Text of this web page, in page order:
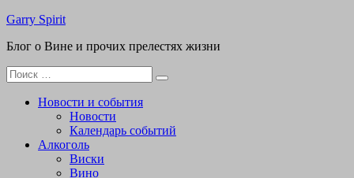
Перейти
содержимому
Garry Spirit
Блог о Вине и прочих прелестях жизни
Поиск
для:
Новости и события
Новости
Календарь событий
Алкоголь
Виски
Вино